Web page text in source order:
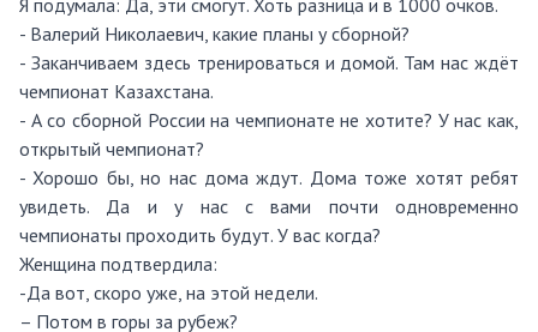
- Валерий Николаевич, какие планы у сборной?
- Заканчиваем здесь тренироваться и домой. Там нас ждёт
чемпионат Казахстана.
- А со сборной России на чемпионате не хотите? У нас как,
открытый чемпионат?
- Хорошо бы, но нас дома ждут. Дома тоже хотят ребят
увидеть. Да и у нас с вами почти одновременно
чемпионаты проходить будут. У вас когда?
Женщина подтвердила:
-Да вот, скоро уже, на этой недели.
– Потом в горы за рубеж?